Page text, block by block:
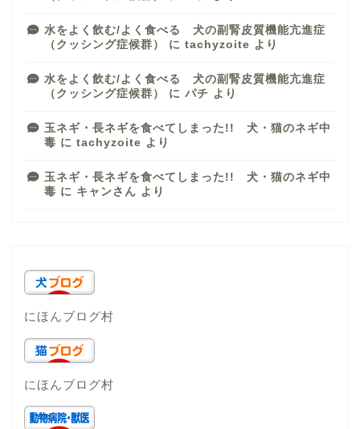
水をよく飲む/よく食べる 犬の副腎皮質機能亢進症
（クッシング症候群）
に tachyzoite より
水をよく飲む/よく食べる 犬の副腎皮質機能亢進症
（クッシング症候群）
に パチ より
玉ネギ・長ネギを食べてしまった!! 犬・猫のネギ中
毒 に tachyzoite より
玉ネギ・長ネギを食べてしまった!! 犬・猫のネギ中
毒 に キャンさん より
にほんブログ村
にほんブログ村